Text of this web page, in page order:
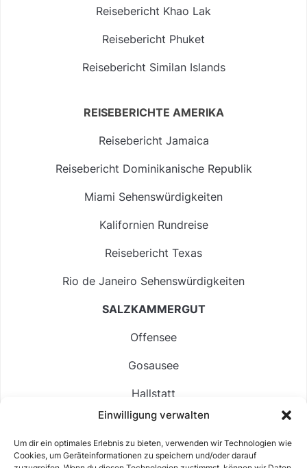
Einwilligung verwalten
Um dir ein optimales Erlebnis zu bieten, verwenden wir Technologien wie
Cookies, um Geräteinformationen zu speichern und/oder darauf
Reisebericht Khao Lak
Reisebericht Phuket
Reisebericht Similan Islands
REISEBERICHTE AMERIKA
Reisebericht Jamaica
Reisebericht Dominikanische Republik
Miami Sehenswürdigkeiten
Kalifornien Rundreise
Reisebericht Texas
Rio de Janeiro Sehenswürdigkeiten
SALZKAMMERGUT
Offensee
Gosausee
Hallstatt
Langbathsee
Altausseer See